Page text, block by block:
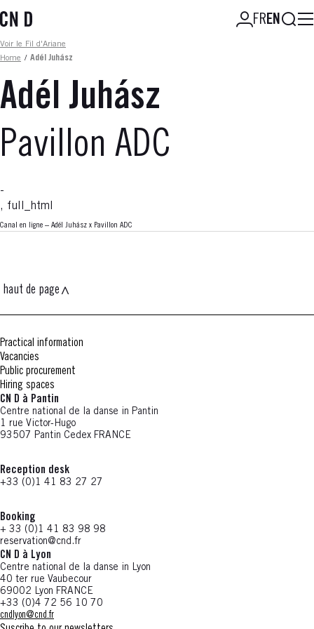
to
content
FREN
Fil d'ariane
Voir le Fil d'Ariane
Home / Adél Juhász
Adél Juhász
Pavillon ADC
-
, full_html
Canal en ligne – Adél Juhász x Pavillon ADC
haut de page
Practical information
Vacancies
Public procurement
Hiring spaces
CN D à Pantin
Centre national de la danse in Pantin
1 rue Victor-Hugo
93507 Pantin Cedex FRANCE
Reception desk
+33 (0)1 41 83 27 27
Booking
+ 33 (0)1 41 83 98 98
reservation@cnd.fr
CN D à Lyon
Centre national de la danse in Lyon
40 ter rue Vaubecour
69002 Lyon FRANCE
+33 (0)4 72 56 10 70
cndlyon@cnd.fr